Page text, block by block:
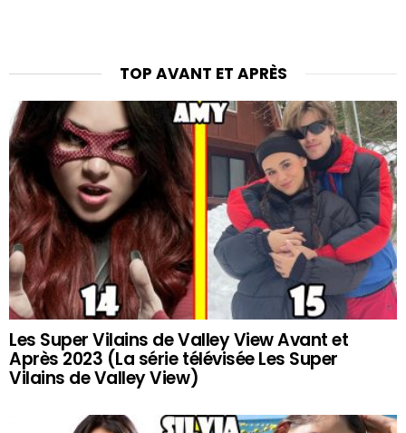
TOP AVANT ET APRÈS
Les Super Vilains de Valley View Avant et
Après 2023 (La série télévisée Les Super
Vilains de Valley View)